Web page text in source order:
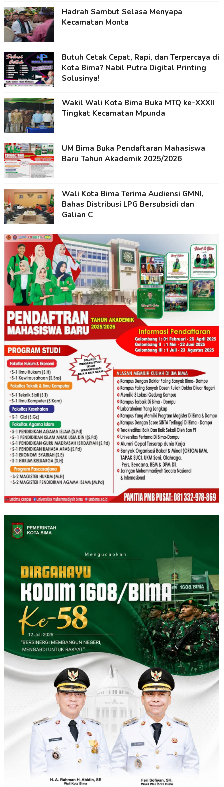
Hadrah Sambut Selasa Menyapa
Kecamatan Monta
Butuh Cetak Cepat, Rapi, dan Terpercaya di
Kota Bima? Nabil Putra Digital Printing
Solusinya!
Wakil Wali Kota Bima Buka MTQ ke-XXXII
Tingkat Kecamatan Mpunda
UM Bima Buka Pendaftaran Mahasiswa
Baru Tahun Akademik 2025/2026
Wali Kota Bima Terima Audiensi GMNI,
Bahas Distribusi LPG Bersubsidi dan
Galian C